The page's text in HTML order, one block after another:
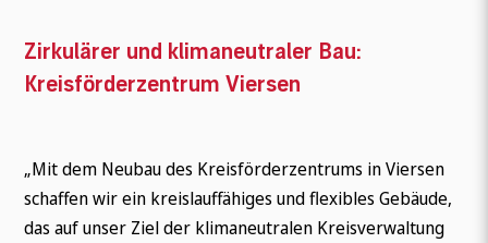
Zirkulärer und klimaneutraler Bau:
Kreisförderzentrum Viersen
„Mit dem Neubau des Kreisförderzentrums in Viersen
schaffen wir ein kreislauffähiges und flexibles Gebäude,
das auf unser Ziel der klimaneutralen Kreisverwaltung